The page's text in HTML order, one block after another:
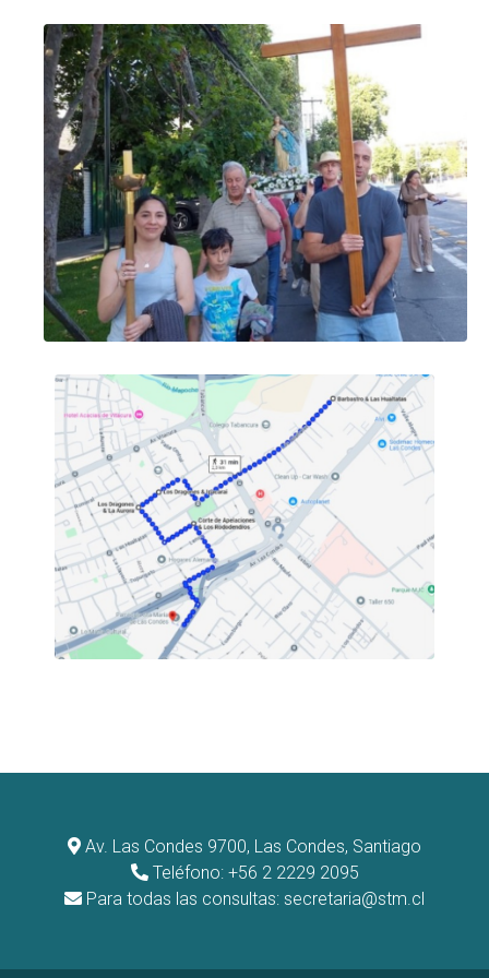
Av. Las Condes 9700, Las Condes, Santiago
Teléfono: +56 2 2229 2095
Para todas las consultas: secretaria@stm.cl